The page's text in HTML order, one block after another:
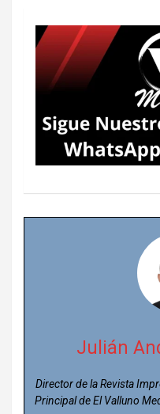
Julián
Director de la Revista
Principal de El Valluno